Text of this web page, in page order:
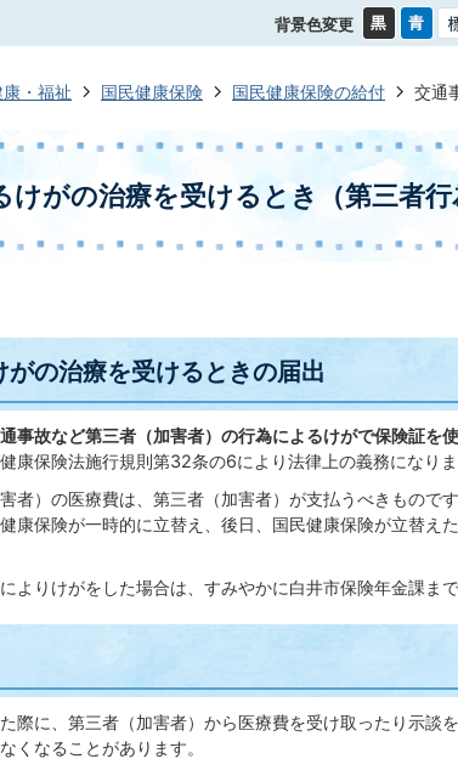
背景色変更
康・福祉 国民健康保険 国民健康保険の給付 交通
がの治療を受けるとき（第三者行
の治療を受けるときの届出
事故など第三者（加害者）の行為によるけがで保険証を
健康保険法施行規則第32条の6により法律上の義務になりま
者）の医療費は、第三者（加害者）が支払うべきもので
康保険が一時的に立替え、後日、国民健康保険が立替え
よりけがをした場合は、すみやかに白井市保険年金課まで
際に、第三者（加害者）から医療費を受け取ったり示談
くなることがあります。